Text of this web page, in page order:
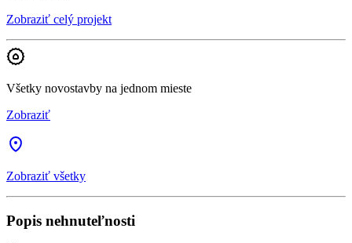
Zobraziť celý projekt
Všetky novostavby na jednom mieste
Zobraziť
Zobraziť všetky
Popis nehnuteľnosti